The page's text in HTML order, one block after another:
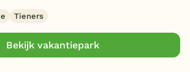
Tieners
Bekijk vakantiepark